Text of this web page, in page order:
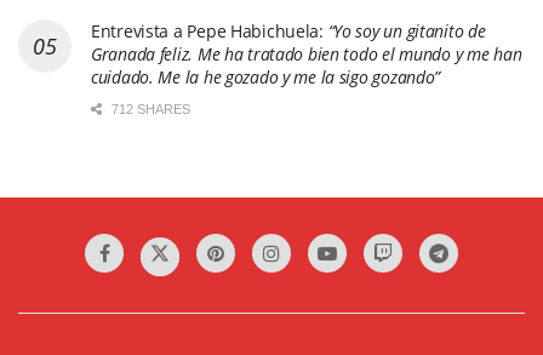
Entrevista a Pepe Habichuela: “Yo soy un gitanito de
Granada feliz. Me ha tratado bien todo el mundo y me han
cuidado. Me la he gozado y me la sigo gozando”
712 SHARES